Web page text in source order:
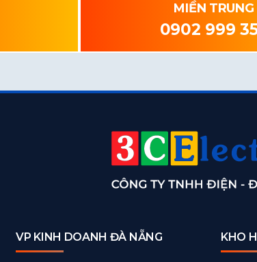
MIỀN TRUNG
0902 999
VP KINH DOANH ĐÀ NẴNG KHO